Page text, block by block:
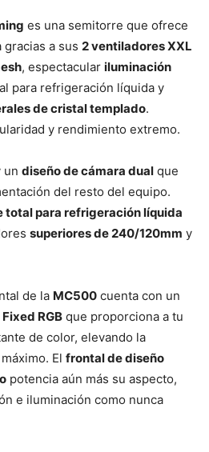
es una semitorre que ofrece
a sus 2 ventiladores XXL
, espectacular iluminación
para refrigeración líquida y
de cristal templado.
y rendimiento extremo.
un diseño de cámara dual que
del resto del equipo.
total para refrigeración líquida
superiores de 240/120mm y
de la MC500 cuenta con un
RGB que proporciona a tu
de color, elevando la
El frontal de diseño
potencia aún más su aspecto,
e iluminación como nunca